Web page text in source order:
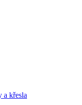
a křesla